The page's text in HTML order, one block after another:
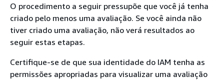
O procedimento a seguir pressupõe que você já tenha
criado pelo menos uma avaliação. Se você ainda não
tiver criado uma avaliação, não verá resultados ao
seguir estas etapas.
Certifique-se de que sua identidade do IAM tenha as
permissões apropriadas para visualizar uma avaliação